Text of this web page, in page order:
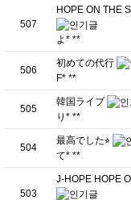
507
HOPE ON THE
よ* **
506
初めての代行
F* **
505
韓国ライブ
り* **
504
最高でした⭐︎
て* **
503
J-HOPE HOPE